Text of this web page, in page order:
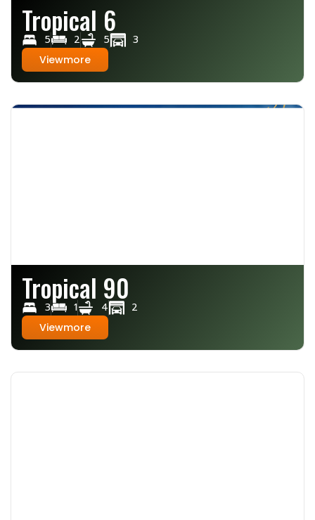
Tropical 6
5 2 5 3
Viewmore
Tropical 90
3 1 4 2
Viewmore